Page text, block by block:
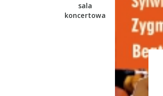
sala
koncertowa